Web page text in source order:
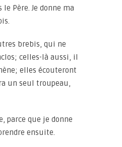
Père. Je donne ma
brebis, qui ne
celles-là aussi, il
elles écouteront
un seul troupeau,
parce que je donne
ensuite.